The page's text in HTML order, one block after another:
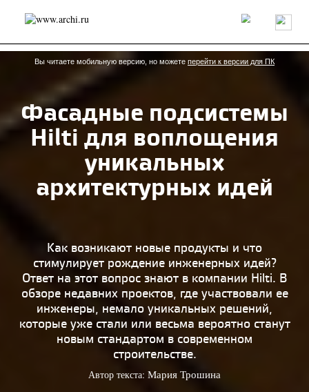
Россия Мир Технологии Интерьер Пресса
Архитекторы
Проекты
Конкурсы События Книги Вакансии
send.project Анонсы конкурсов
Блог
Журнал
Интервью Исследование
Обзор
Объект
Результаты конкурса
Рецензия Архитектура
Иностранцы в России
Книги
Наследие Образование
Урбанистика
Вы читаете мобильную версию, но можете перейти к версии для ПК
Фасадные подсистемы
Hilti для воплощения
уникальных
архитектурных идей
Как возникают новые продукты и что
стимулирует рождение инженерных идей?
Ответ на этот вопрос знают в компании Hilti. В
обзоре недавних проектов, где участвовали ее
инженеры, немало уникальных решений,
которые уже стали или весьма вероятно станут
новым стандартом в современном
строительстве.
Автор текста: Мария Трошина